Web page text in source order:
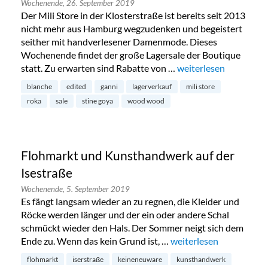
Wochenende, 26. September 2019
Der Mili Store in der Klosterstraße ist bereits seit 2013
nicht mehr aus Hamburg wegzudenken und begeistert
seither mit handverlesener Damenmode. Dieses
Wochenende findet der große Lagersale der Boutique
statt. Zu erwarten sind Rabatte von … „Lagerverkauf bei
weiterlesen
blanche edited ganni lagerverkauf
mili store
roka
sale stine goya wood wood
Flohmarkt und Kunsthandwerk auf der
Isestraße
Wochenende, 5. September 2019
Es fängt langsam wieder an zu regnen, die Kleider und
Röcke werden länger und der ein oder andere Schal
schmückt wieder den Hals. Der Sommer neigt sich dem
Ende zu. Wenn das kein Grund ist, … „Flohmarkt und
weiterlesen
flohmarkt iserstraße keineneuware
kunsthandwerk